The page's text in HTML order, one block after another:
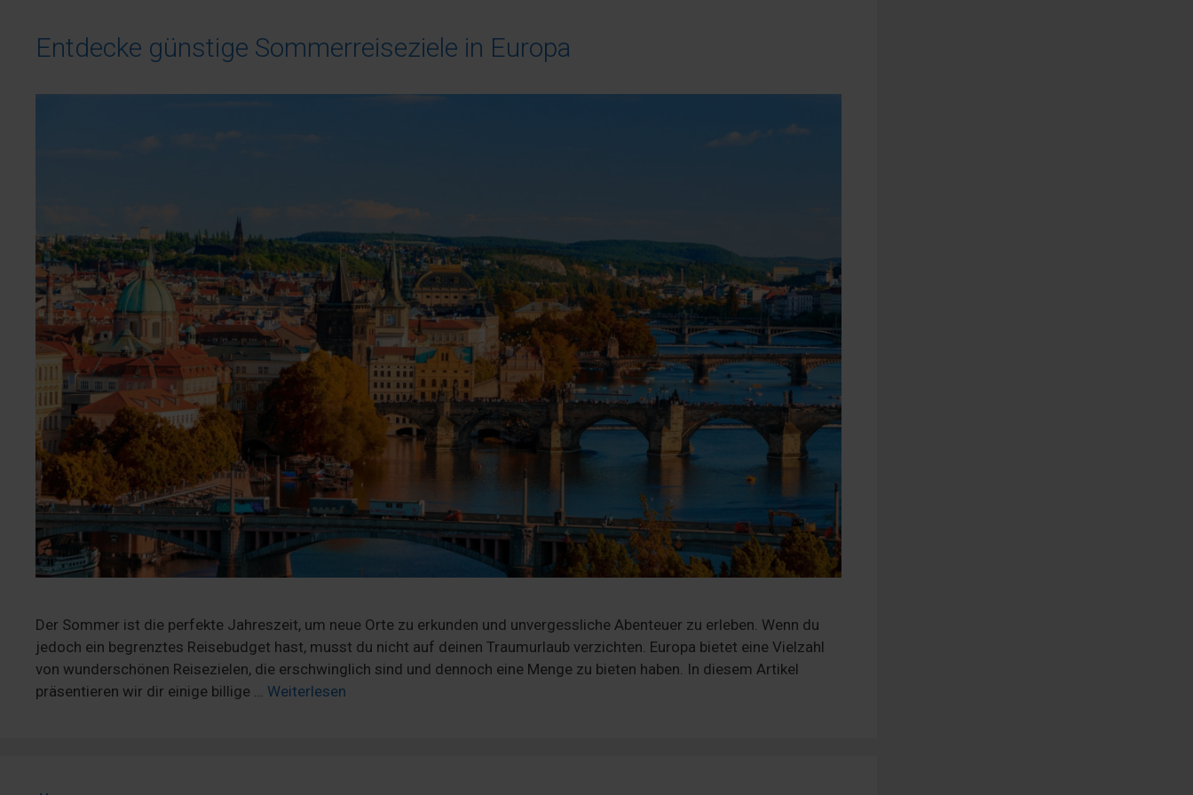
Entdecke günstige Sommerreiseziele in Europa
Der Sommer ist die perfekte Jahreszeit, um neue Orte zu erkunden und unvergessliche Abenteuer zu erleben. Wenn du
jedoch ein begrenztes Reisebudget hast, musst du nicht auf deinen Traumurlaub verzichten. Europa bietet eine Vielzahl
von wunderschönen Reisezielen, die erschwinglich sind und dennoch eine Menge zu bieten haben. In diesem Artikel
präsentieren wir dir einige billige … Weiterlesen